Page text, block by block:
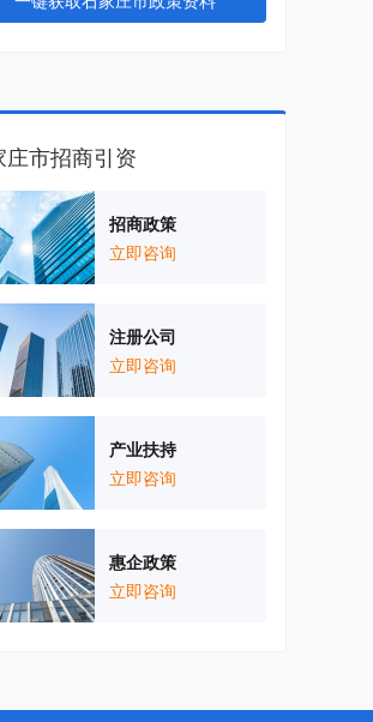
庄市招商引资
招商政策
立即咨询
注册公司
立即咨询
产业扶持
立即咨询
惠企政策
立即咨询